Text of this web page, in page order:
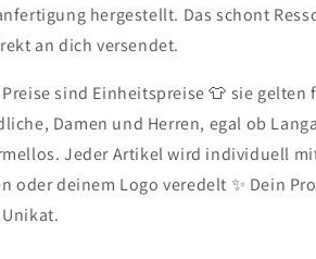
hergestellt. Das schont
an dich versendet.
sind Einheitspreise 👕 sie gelten
Damen und Herren, egal ob
Jeder Artikel wird individuell
oder deinem Logo veredelt ✨ Dein